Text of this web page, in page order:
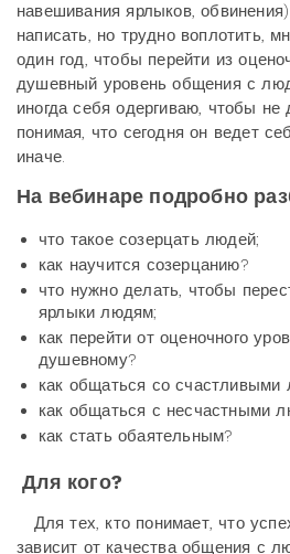
навешивания ярлыков,
написать, но трудно воплотить,
один год, чтобы перейти из
душевный уровень общения с
иногда себя одергиваю, чтобы не
понимая, что сегодня он ведет
иначе.
На вебинаре подробно
что такое созерцать людей;
как научится созерцанию?
что нужно делать, чтобы
ярлыки людям;
как перейти от оценочного
душевному?
как общаться со счастливыми
как общаться с несчастными
как стать обаятельным?
Для кого?
Для тех, кто понимает, что
зависит от качества общения с